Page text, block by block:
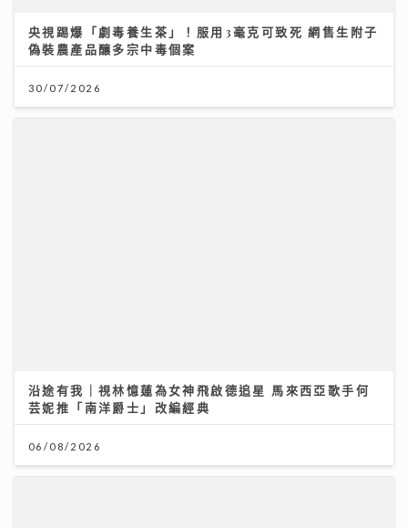
央視踢爆「劇毒養生茶」！服用3毫克可致死 網售生附子
偽裝農產品釀多宗中毒個案
30/07/2026
沿途有我｜視林憶蓮為女神飛啟德追星 馬來西亞歌手何
芸妮推「南洋爵士」改編經典
06/08/2026